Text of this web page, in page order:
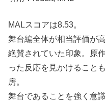
MALスコアは8.53。
舞台編全体が相当評価が
絶賛されていた印象。原
った反応を見かけること
房。
舞台であることを強く意